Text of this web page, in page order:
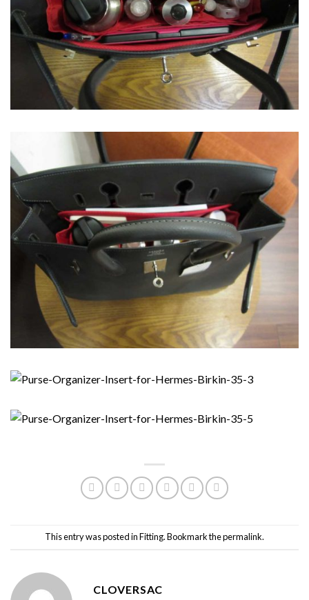
This entry was posted inFitting. Bookmark thepermalink.
CLOVERSAC